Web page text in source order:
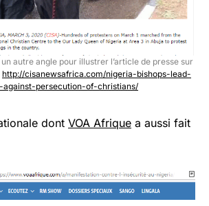
autre angle pour illustrer l’article de presse sur
http://cisanewsafrica.com/nigeria-bishops-lead-
against-persecution-of-christians/
dont VOA Afrique a aussi fait